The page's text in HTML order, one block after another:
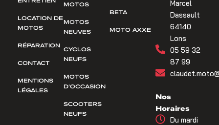
LOCATION DE
MOTOS
RÉPARATION
CONTACT
MENTIONS
LÉGALES
MOTOS
MOTOS
NEUVES
CYCLOS
NEUFS
MOTOS
D’OCCASION
SCOOTERS
NEUFS
BETA
MOTO AXXE
Marcel
Dassault
64140
Lons
05 59 32
87 99
Nos
Horaires
Du mardi